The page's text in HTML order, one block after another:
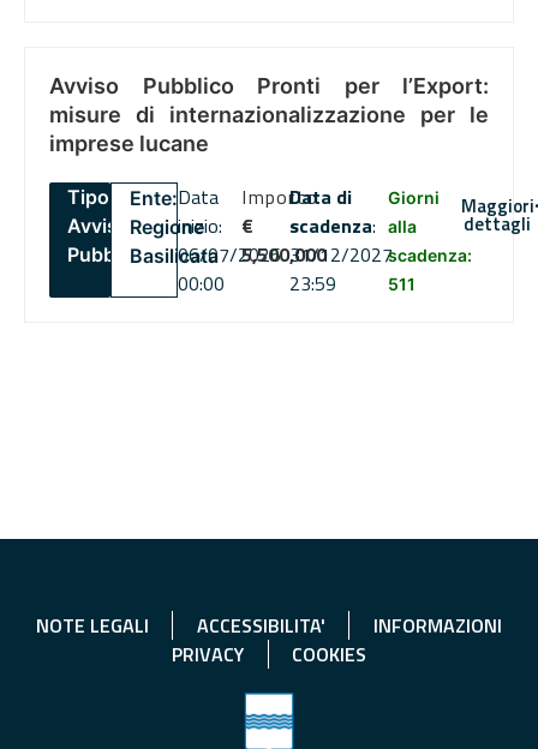
Avviso Pubblico Pronti per l’Export:
misure di internazionalizzazione per le
imprese lucane
Tipo:
Avviso
Pubblico
Ente:
Regione
Basilicata
Data
inizio:
06/07/2026
00:00
Importo
€
5,500,000
Data di
scadenza:
31/12/2027
23:59
Giorni
alla
scadenza:
511
Maggiori
dettagli
NOTE LEGALI ACCESSIBILITA'
INFORMAZIONI
PRIVACY
COOKIES